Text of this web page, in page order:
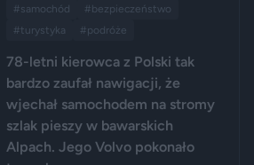
#samochód
#bezpieczeństwo
#turystyka
#podróże
78-letni kierowca z Polski tak
bardzo zaufał nawigacji, że
wjechał samochodem na stromy
szlak pieszy w bawarskich
Alpach. Jego Volvo pokonało